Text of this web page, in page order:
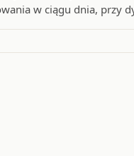
w ciągu dnia, przy